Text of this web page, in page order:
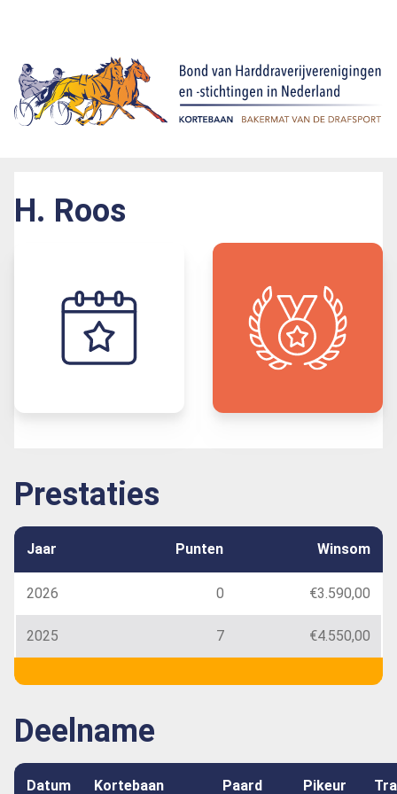
H. Roos
Prestaties
Jaar Punten Winsom
2026 0 €3.590,00
2025 7 €4.550,00
Deelname
Datum Kortebaan Paard Pikeur